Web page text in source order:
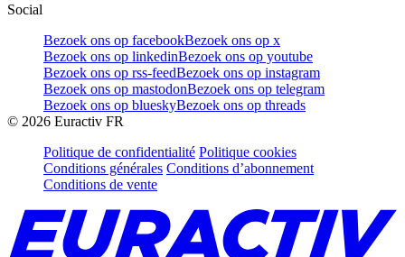
Social
Bezoek ons op facebookBezoek ons op x
Bezoek ons op linkedinBezoek ons op youtube
Bezoek ons op rss-feedBezoek ons op instagram
Bezoek ons op mastodonBezoek ons op telegram
Bezoek ons op blueskyBezoek ons op threads
© 2026 Euractiv FR
Politique de confidentialité Politique cookies
Conditions générales Conditions d’abonnement
Conditions de vente